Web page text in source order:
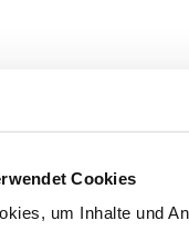
Cookies
um Inhalte und